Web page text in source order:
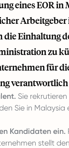
eines EOR in
die Einhaltung
zu
für
Sie
Sie in Malaysia
Kandidaten ein.
stellt